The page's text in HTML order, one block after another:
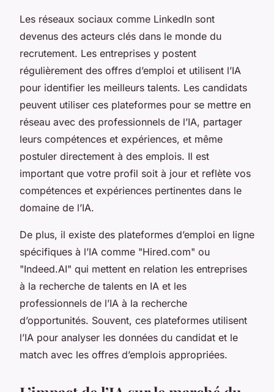
Les réseaux sociaux comme LinkedIn sont
devenus des acteurs clés dans le monde du
recrutement. Les entreprises y postent
régulièrement des offres d’emploi et utilisent l’IA
pour identifier les meilleurs talents. Les candidats
peuvent utiliser ces plateformes pour se mettre en
réseau avec des professionnels de l’IA, partager
leurs compétences et expériences, et même
postuler directement à des emplois. Il est
important que votre profil soit à jour et reflète vos
compétences et expériences pertinentes dans le
domaine de l’IA.
De plus, il existe des plateformes d’emploi en ligne
spécifiques à l’IA comme "Hired.com" ou
"Indeed.AI" qui mettent en relation les entreprises
à la recherche de talents en IA et les
professionnels de l’IA à la recherche
d’opportunités. Souvent, ces plateformes utilisent
l’IA pour analyser les données du candidat et le
match avec les offres d’emplois appropriées.